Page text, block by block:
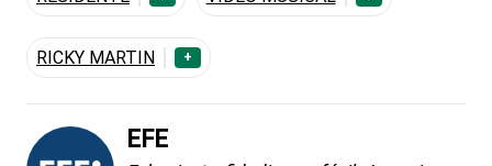
RICKY MARTIN +
EFE